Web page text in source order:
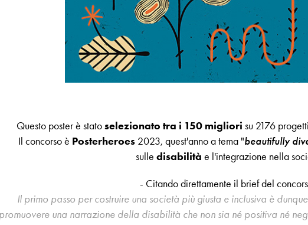
Questo poster è statoselezionato tra i 150 migliori su 2176
Il concorso è Posterheroes 2023, quest'anno a tema "beautifully
sulledisabilità e l'integrazione nella
- Citando direttamente il brief del
Il primo passo per costruire una società più giusta e inclusiva è
una narrazione della disabilità che non sia né positiva né